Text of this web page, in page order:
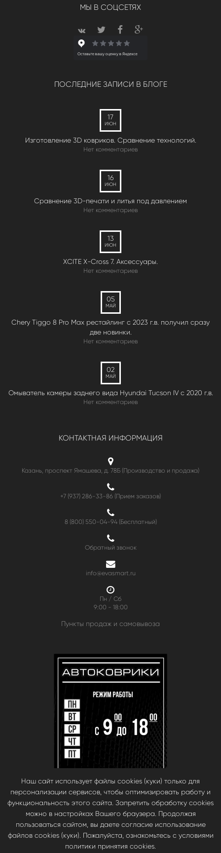
МЫ В СОЦСЕТЯХ
ПОСЛЕДНИЕ ЗАПИСИ В БЛОГЕ
17
ИЮН
Изготовление 3D ковриков. Сравнение технологий.
Нет комментариев
16
ИЮН
Сравнение 3D-печати и литья под давлением
Нет комментариев
13
ИЮН
XCITE X-Cross 7. Аксессуары.
Нет комментариев
05
МАЙ
Chery Tiggo 8 Pro Max рестайлинг с 2023 г.в. получил сразу
две новинки.
Нет комментариев
02
МАЙ
Омыватель камеры заднего вида Hyundai Tucson IV c 2020 г.в.
Нет комментариев
КОНТАКТНАЯ ИНФОРМАЦИЯ
Казань, проспект Ямашева, д. 78Б (Производство и продажа)
+7 (937) 286-33-86 (Прием заказов)
8 (800) 550-04-94(Бесплатный)
Обратный звонок
info@evasmart.ru
Пн / Сб
9:00 - 18:00
Пункты продаж и самовывоза
© babara 2014. При публикации материалов с сайта, ссылка на сайт
Наш сайт использует файлы cookies (куки) только для
персонализации сервисов, чтобы оптимизировать работу и
функциональность этого сайта. Запретить обработку cookies
можно в настройках Вашего браузера. Продолжая
пользоваться сайтом, вы даете согласие использование
файлов cookies (куки). Пожалуйста, ознакомьтесь с условиями
политики принятия cookies.